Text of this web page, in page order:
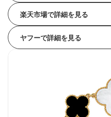
楽天市場で詳細を見る
ヤフーで詳細を見る